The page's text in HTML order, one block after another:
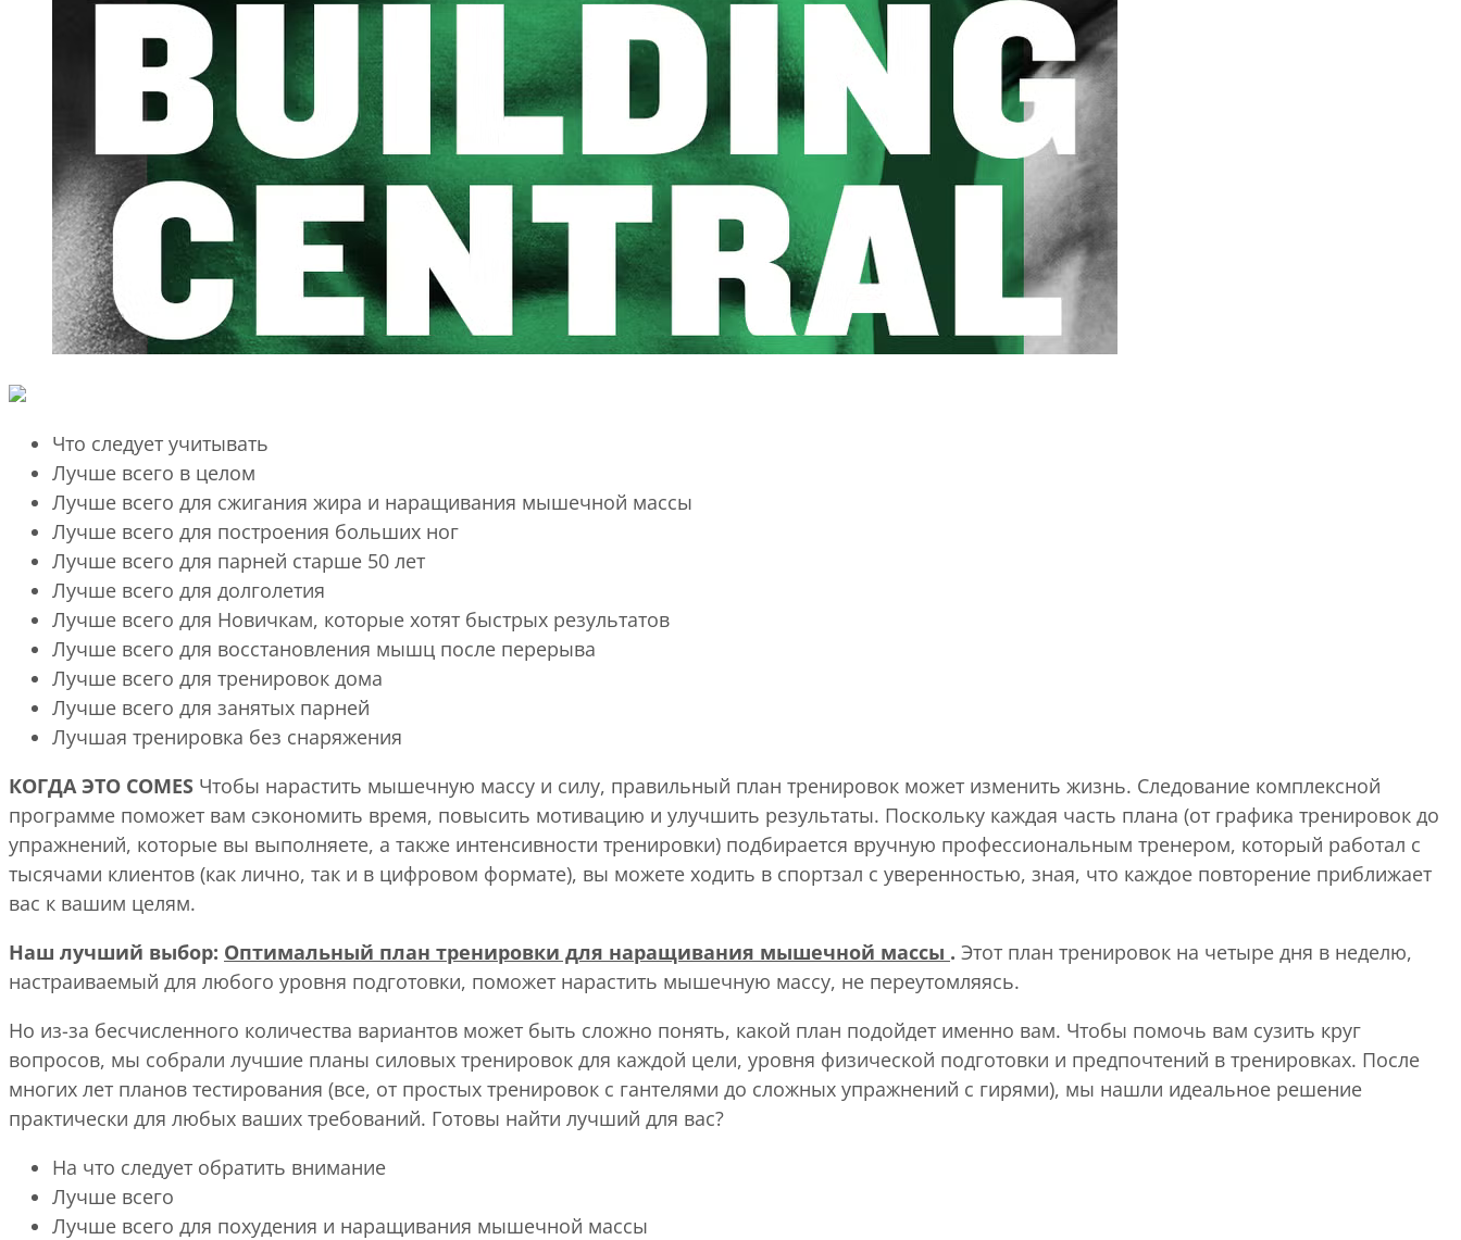
Что следует учитывать
Лучше всего в целом
Лучше всего для сжигания жира и наращивания мышечной массы
Лучше всего для построения больших ног
Лучше всего для парней старше 50 лет
Лучше всего для долголетия
Лучше всего для Новичкам, которые хотят быстрых результатов
Лучше всего для восстановления мышц после перерыва
Лучше всего для тренировок дома
Лучше всего для занятых парней
Лучшая тренировка без снаряжения
КОГДА ЭТО COMES Чтобы нарастить мышечную массу и силу, правильный план тренировок может изменить жизнь. Следование комплексной
программе поможет вам сэкономить время, повысить мотивацию и улучшить результаты. Поскольку каждая часть плана (от графика тренировок до
упражнений, которые вы выполняете, а также интенсивности тренировки) подбирается вручную профессиональным тренером, который работал с
тысячами клиентов (как лично, так и в цифровом формате), вы можете ходить в спортзал с уверенностью, зная, что каждое повторение приближает
вас к вашим целям.
Наш лучший выбор: Оптимальный план тренировки для наращивания мышечной массы . Этот план тренировок на четыре дня в неделю,
настраиваемый для любого уровня подготовки, поможет нарастить мышечную массу, не переутомляясь.
Но из-за бесчисленного количества вариантов может быть сложно понять, какой план подойдет именно вам. Чтобы помочь вам сузить круг
вопросов, мы собрали лучшие планы силовых тренировок для каждой цели, уровня физической подготовки и предпочтений в тренировках. После
многих лет планов тестирования (все, от простых тренировок с гантелями до сложных упражнений с гирями), мы нашли идеальное решение
практически для любых ваших требований. Готовы найти лучший для вас?
На что следует обратить внимание
Лучше всего
Лучше всего для похудения и наращивания мышечной массы